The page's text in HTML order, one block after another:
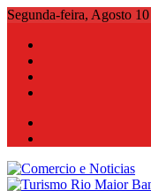
Skip
content
Segunda-feira, Agosto 10